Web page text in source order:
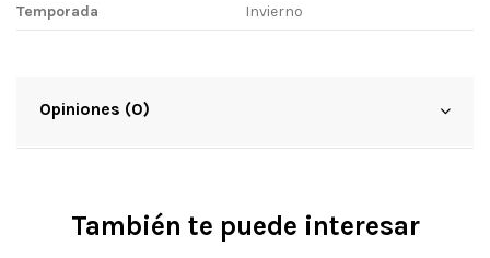
Temporada Invierno
Opiniones (0)
También te puede interesar